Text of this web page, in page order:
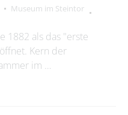
Museum im Steintor
1882 als das "erste
Kern der
im …